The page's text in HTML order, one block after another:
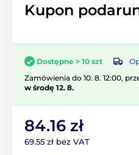
Kupon
Dostępne > 10 szt
Zamówienia do 10. 8. 12:00,
w środę 12. 8.
84.16 zł
69.55 zł bez VAT